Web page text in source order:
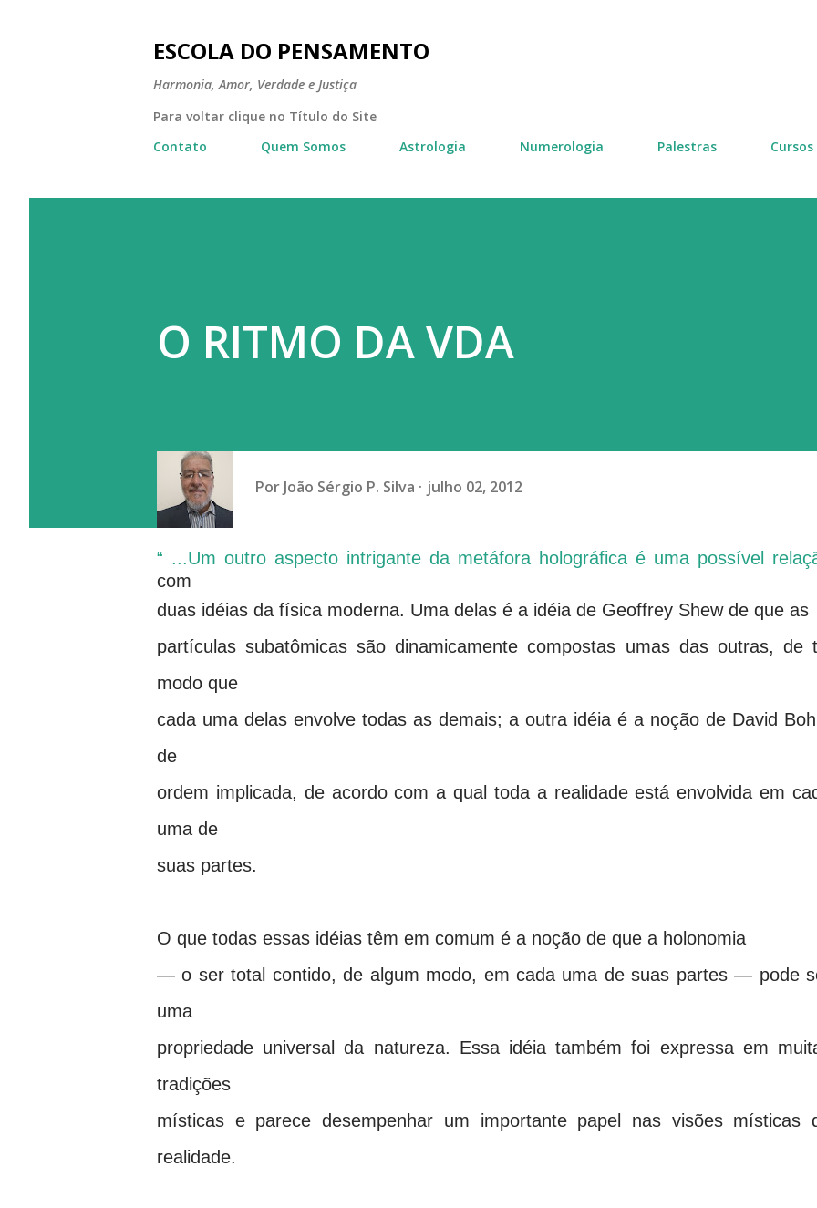
ESCOLA DO PENSAMENTO
Harmonia, Amor, Verdade e Justiça
Para voltar clique no Título do Site
Contato
Quem Somos Astrologia Numerologia Palestras Cursos
O RITMO DA VDA
Por João Sérgio P. Silva julho 02, 2012
“ ...Um outro aspecto intrigante da metáfora holográfica é uma possível
com
duas idéias da física moderna. Uma delas é a idéia de Geoffrey Shew de que as
partículas subatômicas são dinamicamente compostas umas das outras, de
modo que
cada uma delas envolve todas as demais; a outra idéia é a noção de David
de
ordem implicada, de acordo com a qual toda a realidade está envolvida em
uma de
suas partes.
O que todas essas idéias têm em comum é a noção de que a holonomia
— o ser total contido, de algum modo, em cada uma de suas partes — pode
uma
propriedade universal da natureza. Essa idéia também foi expressa em
tradições
místicas e parece desempenhar um importante papel nas visões místicas
realidade.